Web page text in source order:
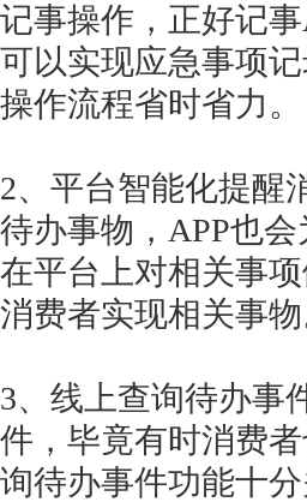
记事操作，正好记
可以实现应急事项
操作流程省时省力。
2、平台智能化提醒
待办事物，APP也
在平台上对相关事
消费者实现相关事物
3、线上查询待办事
件，毕竟有时消费
询待办事件功能十